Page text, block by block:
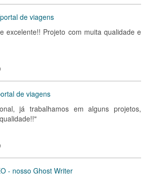
de viagens
excelente!! Projeto com muita qualidade e
de viagens
já trabalhamos em alguns projetos,
- nosso Ghost Writer